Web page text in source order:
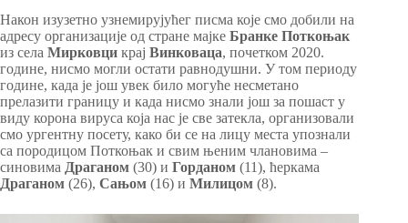
Након изузетно узнемирујућег писма које смо добили на
адресу организације од стране мајке Бранке Поткоњак
из села Мирковци крај Винковаца, почетком 2020.
године, нисмо могли остати равнодушни. У том периоду
године, када је још увек било могуће несметано
прелазити границу и када нисмо знали још за пошаст у
виду корона вируса која нас је све затекла, организовали
смо ургентну посету, како би се на лицу места упознали
са породицом Поткоњак и свим њеним члановима –
синовима Драганом (30) и Горданом (11), ћеркама
Драганом (26), Сањом (16) и Милицом (8).